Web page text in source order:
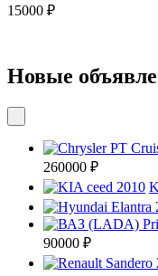
15000 ₽
Новые
260000 ₽
90000 ₽